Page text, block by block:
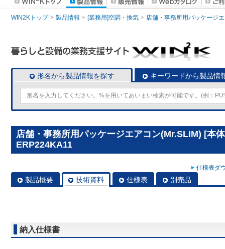
WIN2Kトップ 製品情報 [業務用]空調・換気 店舗・事務所用パッケージ
形名から製品情報を探す キーワードから製品情
店舗・事務所用パッケージエアコン(Mr.SLIM) [本
ERP224KA11
仕様表ダ
製品概要 技術資料 仕様表 別売品
納入仕様書